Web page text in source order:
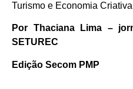
Turismo e Economia
Por Thaciana Lima –
SETUREC
Edição Secom PMP